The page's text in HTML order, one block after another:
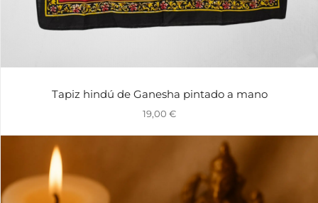
Tapiz hindú de Ganesha pintado a mano
19,00 €